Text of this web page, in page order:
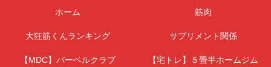
ホーム 筋肉
大狂筋くんランキング サプリメント関係
【MDC】バーベルクラブ 【宅トレ】５畳半ホームジム